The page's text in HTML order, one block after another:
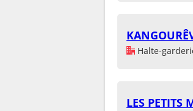
Halte-
LES PETITS